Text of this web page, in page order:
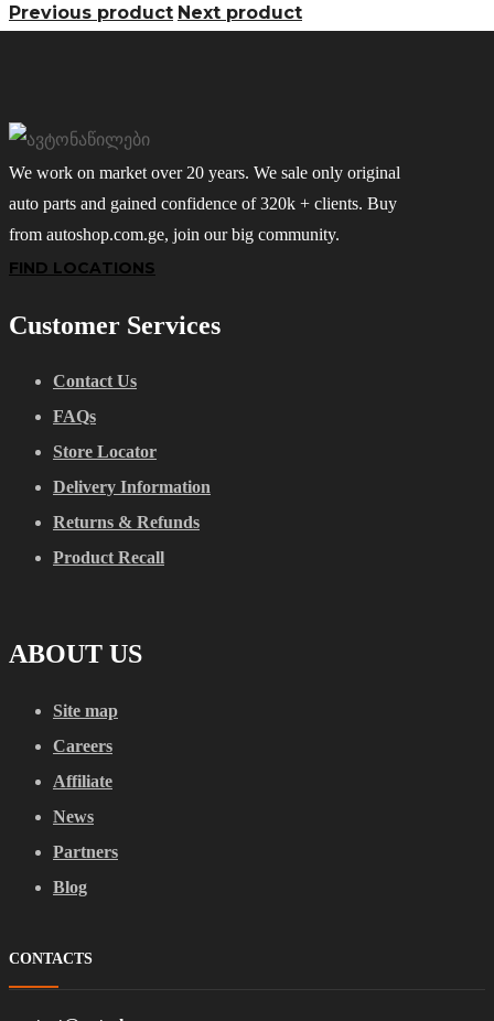
Previous product Next product
We work on market over 20 years. We sale only original
auto parts and gained confidence of 320k + clients. Buy
from autoshop.com.ge, join our big community.
FIND LOCATIONS
Customer Services
Contact Us
FAQs
Store Locator
Delivery Information
Returns & Refunds
Product Recall
ABOUT US
Site map
Careers
Affiliate
News
Partners
Blog
CONTACTS